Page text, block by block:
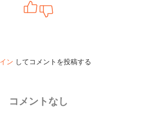
ン してコメントを投稿する
コメントなし